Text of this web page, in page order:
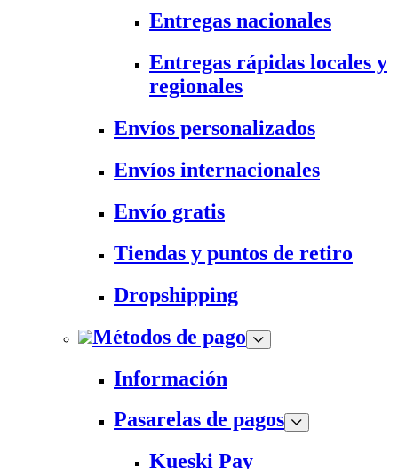
Entregas nacionales
Entregas rápidas locales y
regionales
Envíos personalizados
Envíos internacionales
Envío gratis
Tiendas y puntos de retiro
Dropshipping
Métodos de pago
Información
Pasarelas de pagos
Kueski Pay